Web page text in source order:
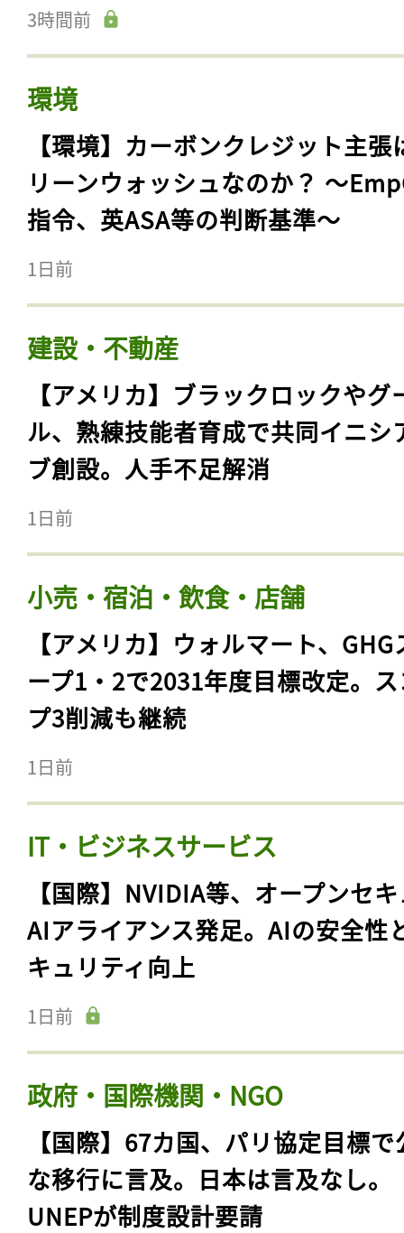
3時間前
環境
【環境】カーボンクレジット主張
リーンウォッシュなのか？ 〜
指令、英ASA等の判断基準〜
1日前
建設・不動産
【アメリカ】ブラックロックやグ
ル、熟練技能者育成で共同イニシ
ブ創設。人手不足解消
1日前
小売・宿泊・飲食・店舗
【アメリカ】ウォルマート、GHG
ープ1・2で2031年度目標改定。
プ3削減も継続
1日前
IT・ビジネスサービス
【国際】NVIDIA等、オープンセ
AIアライアンス発足。AIの安全性
キュリティ向上
1日前
政府・国際機関・NGO
【国際】67カ国、パリ協定目標で
な移行に言及。日本は言及なし。
UNEPが制度設計要請